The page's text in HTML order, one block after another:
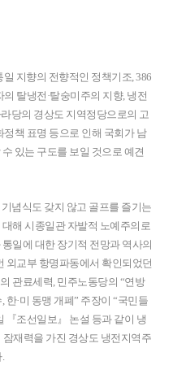
지향의 전향적인 정책기조, 386
탈냉전·탈숭미주의 지향, 냉전
당의 경상도 지역정당으로의 고
책 표명 등으로 인해 국회가 남
있는 구도를 보일 것으로 예견
념식도 갖지 않고 골프를 즐기는
해 시종일관 자발적 노예주의로
일에 대한 장기적 전망과 역사의
외교부 항명파동에서 확인되었던
관료세력, 민주노동당의 “연방
·미 동맹 개폐” 주장이 “국민들
『조선일보』 논설 등과 같이 냉
재력을 가진 경상도 냉전지역주